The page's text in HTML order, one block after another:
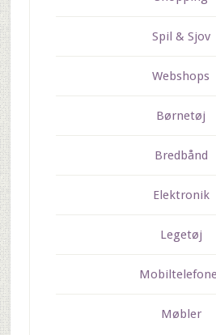
Spil & Sjov
Webshops
Børnetøj
Bredbånd
Elektronik
Legetøj
Møbler